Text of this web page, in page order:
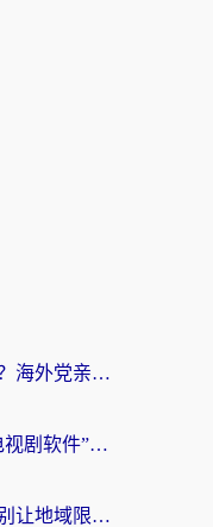
国外可以看央视影音吗知乎？海外党亲测有效的回国加速方案
海外党必看：选对“海外看电视剧软件”，再也不用愁国内剧刷不了
国外如何听国内音乐软件？别让地域限制，断了你的中文歌单